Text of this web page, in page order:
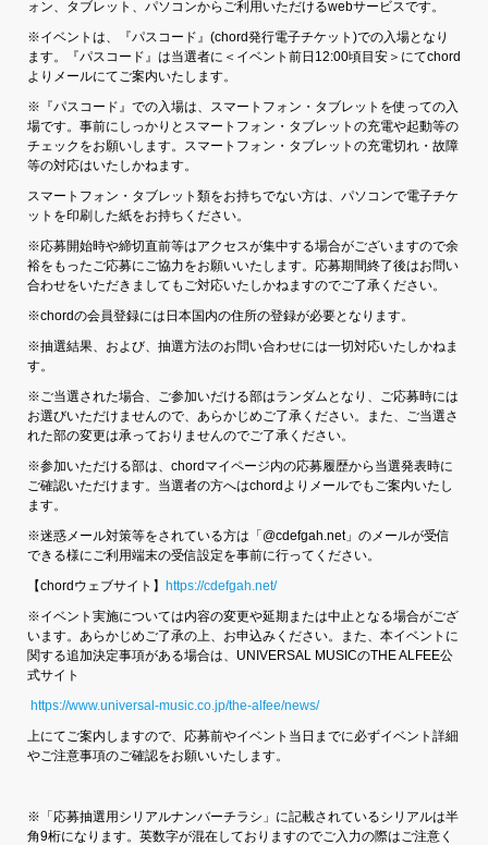
ォン、タブレット、パソコンからご利用いただけるwebサービスです。
※イベントは、『パスコード』(chord発行電子チケット)での入場となり
ます。『パスコード』は当選者に＜イベント前日12:00頃目安＞にてchord
よりメールにてご案内いたします。
※『パスコード』での入場は、スマートフォン・タブレットを使っての入
場です。事前にしっかりとスマートフォン・タブレットの充電や起動等の
チェックをお願いします。スマートフォン・タブレットの充電切れ・故障
等の対応はいたしかねます。
スマートフォン・タブレット類をお持ちでない方は、パソコンで電子チケ
ットを印刷した紙をお持ちください。
※応募開始時や締切直前等はアクセスが集中する場合がございますので余
裕をもったご応募にご協力をお願いいたします。応募期間終了後はお問い
合わせをいただきましてもご対応いたしかねますのでご了承ください。
※chordの会員登録には日本国内の住所の登録が必要となります。
※抽選結果、および、抽選方法のお問い合わせには一切対応いたしかねま
す。
※ご当選された場合、ご参加いだける部はランダムとなり、ご応募時には
お選びいただけませんので、あらかじめご了承ください。また、ご当選さ
れた部の変更は承っておりませんのでご了承ください。
※参加いただける部は、chordマイページ内の応募履歴から当選発表時に
ご確認いただけます。当選者の方へはchordよりメールでもご案内いたし
ます。
※迷惑メール対策等をされている方は「@cdefgah.net」のメールが受信
できる様にご利用端末の受信設定を事前に行ってください。
【chordウェブサイト】 https://cdefgah.net/
※イベント実施については内容の変更や延期または中止となる場合がござ
います。あらかじめご了承の上、お申込みください。また、本イベントに
関する追加決定事項がある場合は、UNIVERSAL MUSICのTHE ALFEE公
式サイト
https://www.universal-music.co.jp/the-alfee/news/
上にてご案内しますので、応募前やイベント当日までに必ずイベント詳細
やご注意事項のご確認をお願いいたします。
※「応募抽選用シリアルナンバーチラシ」に記載されているシリアルは半
角9桁になります。英数字が混在しておりますのでご入力の際はご注意く